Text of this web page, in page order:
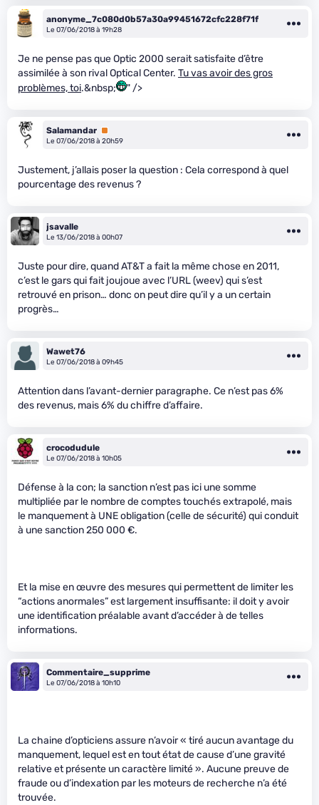
anonyme_7c080d0b57a30a99451672cfc228f71f
Le 07/06/2018 à 19h28
Je ne pense pas que Optic 2000 serait satisfaite d’être
assimilée à son rival Optical Center. Tu vas avoir des gros
problèmes, toi.&nbsp; " />
Salamandar Premium
Le 07/06/2018 à 20h59
Justement, j’allais poser la question : Cela correspond à quel
pourcentage des revenus ?
jsavalle
Le 13/06/2018 à 00h07
Juste pour dire, quand AT&T a fait la même chose en 2011,
c’est le gars qui fait joujoue avec l’URL (weev) qui s’est
retrouvé en prison… donc on peut dire qu’il y a un certain
progrès…
Wawet76
Le 07/06/2018 à 09h45
Attention dans l’avant-dernier paragraphe. Ce n’est pas 6%
des revenus, mais 6% du chiffre d’affaire.
crocodudule
Le 07/06/2018 à 10h05
Défense à la con; la sanction n’est pas ici une somme
multipliée par le nombre de comptes touchés extrapolé, mais
le manquement à UNE obligation (celle de sécurité) qui conduit
à une sanction 250 000 €.
Et la mise en œuvre des mesures qui permettent de limiter les
“actions anormales” est largement insuffisante: il doit y avoir
une identification préalable avant d’accéder à de telles
informations.
Commentaire_supprime
Le 07/06/2018 à 10h10
La chaine d’opticiens assure n’avoir « tiré aucun avantage du
manquement, lequel est en tout état de cause d’une gravité
relative et présente un caractère limité ». Aucune preuve de
fraude ou d’indexation par les moteurs de recherche n’a été
trouvée.